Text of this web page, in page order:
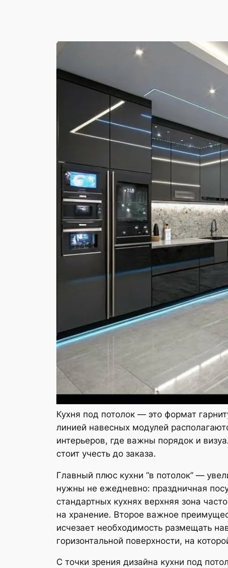
Кухня под потолок — это формат
линией навесных модулей
интерьеров, где важны порядок и
стоит учесть до заказа.
Главный плюс кухни “в потолок” —
нужны не ежедневно: праздничная
стандартных кухнях верхняя зона
на хранение. Второе важное
исчезает необходимость размещать
горизонтальной поверхности, на
С точки зрения дизайна кухни под